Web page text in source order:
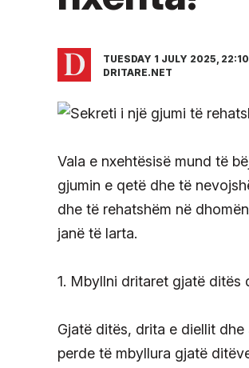
TUESDAY 1 JULY 2025, 22:10
DRITARE.NET
Vala e nxehtësisë mund të
gjumin e qetë dhe të
dhe të rehatshëm në
janë të larta.
1. Mbyllni dritaret gjatë ditës
Gjatë ditës, drita e diellit
perde të mbyllura gjatë